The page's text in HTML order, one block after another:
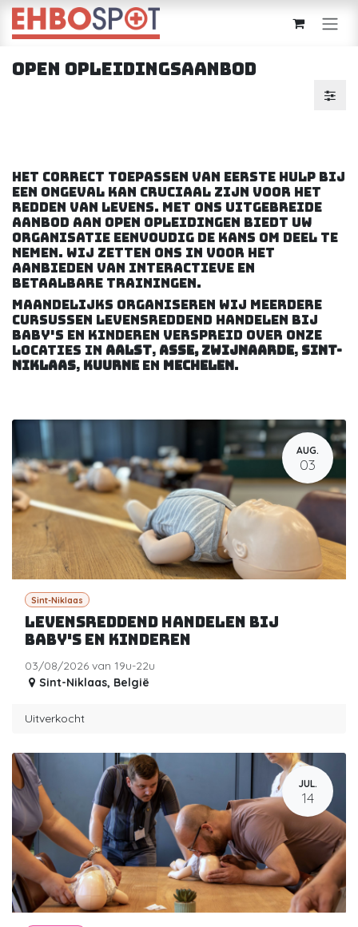
Overslaan naar inhoud
Open opleidingsaanbod
Het correct toepassen van eerste hulp bij
een ongeval kan cruciaal zijn voor het
redden van levens. Met ons uitgebreide
aanbod aan open opleidingen biedt uw
organisatie eenvoudig de kans om deel te
nemen. Wij zetten ons in voor het
aanbieden van interactieve en
betaalbare trainingen.
Maandelijks organiseren wij meerdere
cursussen levensreddend handelen bij
baby's en kinderen verspreid over onze
locaties in Aalst, Asse, Zwijnaarde, Sint-
Niklaas, Kuurneen Mechelen.
AUG.
03
Sint-Niklaas
Levensreddend handelen bij
baby's en kinderen
03/08/2026 van 19u-22u
Sint-Niklaas, België
Uitverkocht
JUL.
14